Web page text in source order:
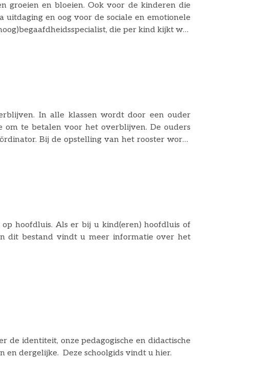
groeien en bloeien. Ook voor de kinderen die
en oog voor de sociale en emotionele
die per kind kijkt wat
In alle klassen wordt door een ouder
te betalen voor het overblijven. De ouders
Bij de opstelling van het rooster wordt
hoofdluis. Als er bij u kind(eren) hoofdluis of
dit bestand vindt u meer informatie over het
identiteit, onze pedagogische en didactische
uitgangspunten, maar ook veel praktische informatie over schooltijden en dergelijke. Deze schoolgids vindt u hier.